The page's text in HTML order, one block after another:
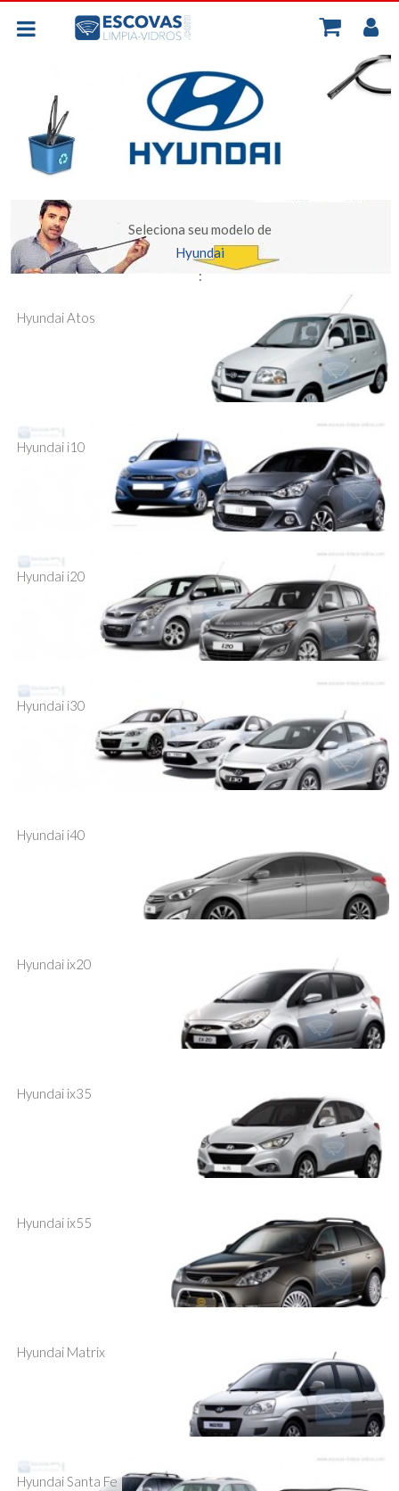
PLANAS - FLEXIVEIS
TRASEIRA
ESCOVAS POR CARRO
Seleciona seu modelo de
Hyundai
:
Hyundai Atos
Hyundai i10
Hyundai i20
Hyundai i30
Hyundai i40
Hyundai ix20
Hyundai ix35
Hyundai ix55
Hyundai Matrix
Hyundai Santa Fe